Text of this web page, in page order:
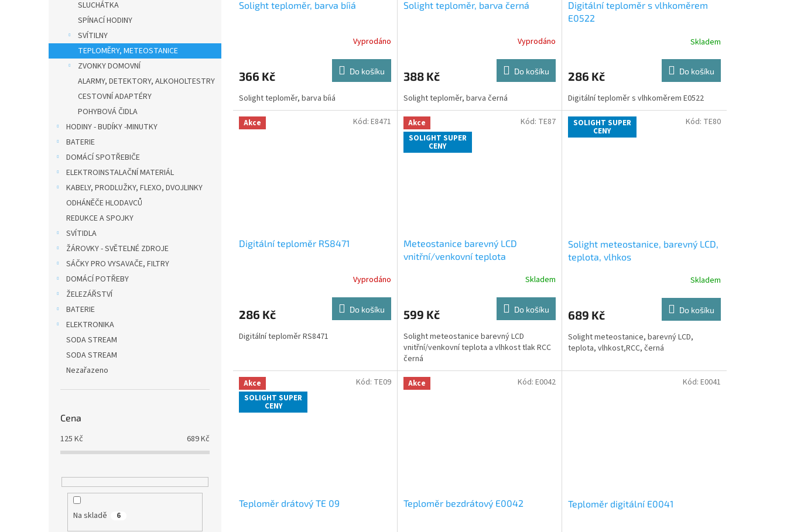
SLUCHÁTKA
SPÍNACÍ HODINY
SVÍTILNY
TEPLOMĚRY, METEOSTANICE
ZVONKY DOMOVNÍ
ALARMY, DETEKTORY, ALKOHOLTESTRY
CESTOVNÍ ADAPTÉRY
POHYBOVÁ ČIDLA
HODINY - BUDÍKY -MINUTKY
BATERIE
DOMÁCÍ SPOTŘEBIČE
ELEKTROINSTALAČNÍ MATERIÁL
KABELY, PRODLUŽKY, FLEXO, DVOJLINKY
ODHÁNĚČE HLODAVCŮ
REDUKCE A SPOJKY
SVÍTIDLA
ŽÁROVKY - SVĚTELNÉ ZDROJE
SÁČKY PRO VYSAVAČE, FILTRY
DOMÁCÍ POTŘEBY
ŽELEZÁŘSTVÍ
BATERIE
ELEKTRONIKA
SODA STREAM
SODA STREAM
Nezařazeno
Cena
125 Kč 689Kč
Na skladě 6
Solight teploměr, barva bíiá
Vyprodáno
366 Kč Do košíku
Solight teploměr, barva bíiá
Solight teploměr, barva černá
Vyprodáno
388 Kč Do košíku
Solight teploměr, barva černá
Digitální teploměr s vlhkoměrem
E0522
Skladem
286 Kč Do košíku
Digitální teploměr s vlhkoměrem E0522
Akce
Digitální teploměr RS8471
Vyprodáno
286 Kč Do košíku
Digitální teploměr RS8471
Kód: E8471
Akce
SOLIGHT SUPER
CENY
Meteostanice barevný LCD
vnitřní/venkovní teplota
Skladem
599 Kč Do košíku
Solight meteostanice barevný LCD
vnitřní/venkovní teplota a vlhkost tlak RCC
černá
Kód: TE87 SOLIGHT SUPER
CENY
Solight meteostanice, barevný LCD,
teplota, vlhkos
Skladem
689 Kč Do košíku
Solight meteostanice, barevný LCD,
teplota, vlhkost,RCC, černá
Kód: TE80
Akce
SOLIGHT SUPER
CENY
Teploměr drátový TE 09
Kód: TE09 Akce
Teploměr bezdrátový E0042
Kód: E0042
Teploměr digitální E0041
Kód: E0041